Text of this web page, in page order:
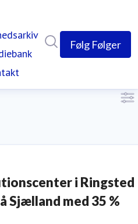
Følg Følger
i Ringsted
Sjælland med 35 %